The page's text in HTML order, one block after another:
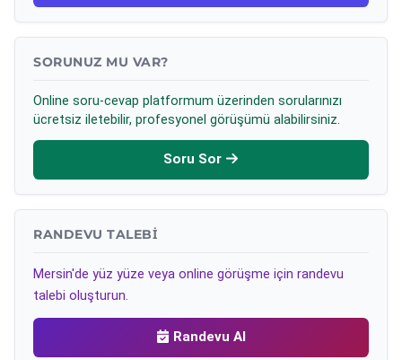
SORUNUZ MU VAR?
Online soru-cevap platformum üzerinden sorularınızı
ücretsiz iletebilir, profesyonel görüşümü alabilirsiniz.
Soru Sor
RANDEVU TALEBI
Mersin'de yüz yüze veya online görüşme için randevu
talebi oluşturun.
Randevu Al